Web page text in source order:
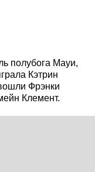
полубога Мауи,
Кэтрин
Фрэнки
Клемент.